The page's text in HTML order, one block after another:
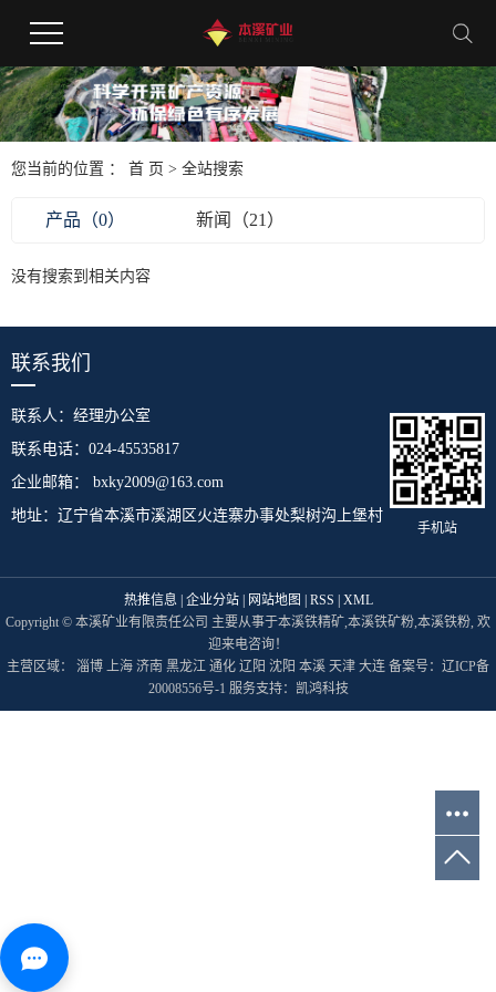
您当前的位置 ： 首 页 > 全站搜索
产品（0） 新闻（21）
没有搜索到相关内容
联系我们
联系人：经理办公室
联系电话：024-45535817
企业邮箱： bxky2009@163.com
地址：辽宁省本溪市溪湖区火连寨办事处梨树沟上堡村
手机站
热推信息 | 企业分站| 网站地图 | RSS | XML
Copyright © 本溪矿业有限责任公司 主要从事于本溪铁精矿 本溪铁矿粉 本溪铁粉 , 欢
迎来电咨询！
主营区域： 淄博 上海 济南 黑龙江 通化 辽阳 沈阳 本溪 天津 大连 备案号： 辽ICP备
20008556号-1 服务支持： 凯鸿科技